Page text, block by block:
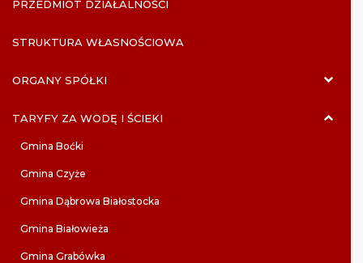
PRZEDMIOT DZIAŁALNOŚCI
STRUKTURA WŁASNOŚCIOWA
ORGANY SPÓŁKI
TARYFY ZA WODĘ I ŚCIEKI
Gmina Boćki
Gmina Czyże
Gmina Dąbrowa Białostocka
Gmina Białowieża
Gmina Grabówka